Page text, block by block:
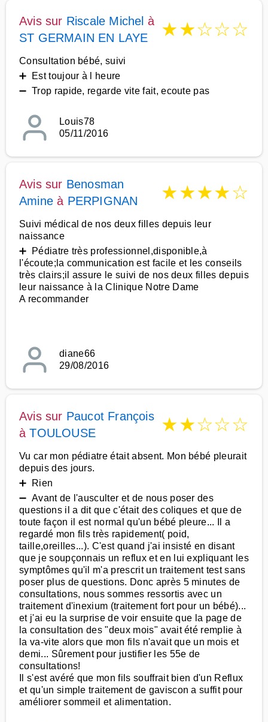
Avis sur Riscale Michel à
ST GERMAIN EN LAYE
★★☆☆☆
Consultation bébé, suivi
➕ Est toujour à l heure
➖ Trop rapide, regarde vite fait, ecoute pas
Louis78
05/11/2016
Avis sur Benosman
Amine à PERPIGNAN ★★★★☆
Suivi médical de nos deux filles depuis leur
naissance
➕ Pédiatre très professionnel,disponible,à
l'écoute;la communication est facile et les conseils
très clairs;il assure le suivi de nos deux filles depuis
leur naissance à la Clinique Notre Dame
A recommander
diane66
29/08/2016
Avis sur Paucot François
àTOULOUSE ★★☆☆☆
Vu car mon pédiatre était absent. Mon bébé pleurait
depuis des jours.
➕ Rien
➖ Avant de l'ausculter et de nous poser des
questions il a dit que c'était des coliques et que de
toute façon il est normal qu'un bébé pleure... Il a
regardé mon fils très rapidement( poid,
taille,oreilles...). C'est quand j'ai insisté en disant
que je soupçonnais un reflux et en lui expliquant les
symptômes qu'il m'a prescrit un traitement test sans
poser plus de questions. Donc après 5 minutes de
consultations, nous sommes ressortis avec un
traitement d'inexium (traitement fort pour un bébé)...
et j'ai eu la surprise de voir ensuite que la page de
la consultation des "deux mois" avait été remplie à
la va-vite alors que mon fils n'avait que un mois et
demi... Sûrement pour justifier les 55e de
consultations!
Il s'est avéré que mon fils souffrait bien d'un Reflux
et qu'un simple traitement de gaviscon a suffit pour
améliorer sommeil et alimentation.